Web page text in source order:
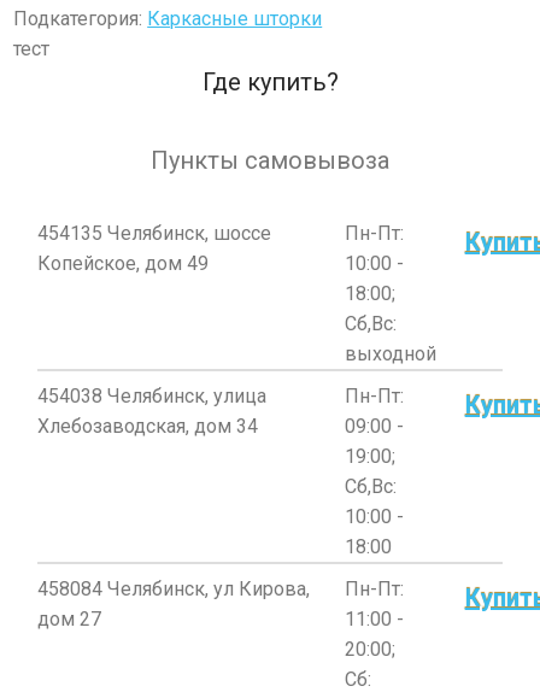
Подкатегория: Каркасные шторки
тест
Где купить?
Пункты самовывоза
454135 Челябинск, шоссе
Копейское, дом 49
Пн-Пт:
10:00 -
18:00;
Сб,Вс:
выходной
454038 Челябинск, улица
Хлебозаводская, дом 34
Пн-Пт:
09:00 -
19:00;
Сб,Вс:
10:00 -
18:00
458084 Челябинск, ул Кирова,
дом 27
Пн-Пт:
11:00 -
20:00;
Сб: